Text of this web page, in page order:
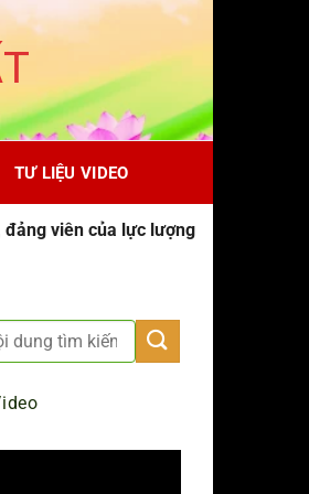
TƯ LIỆU VIDEO
đảng viên của lực lượng